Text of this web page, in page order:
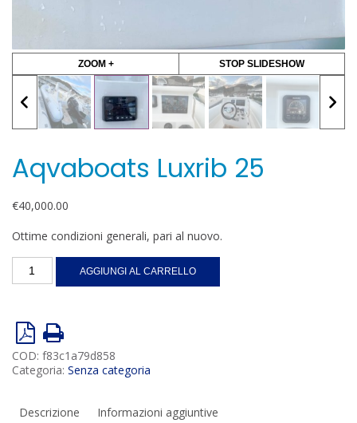
ZOOM + STOP SLIDESHOW
Aqvaboats Luxrib 25
€40,000.00
Ottime condizioni generali, pari al nuovo.
Aqvaboats
Luxrib
AGGIUNGI AL CARRELLO
COD: f83c1a79d858
Categoria: Senza categoria
Descrizione Informazioni aggiuntive